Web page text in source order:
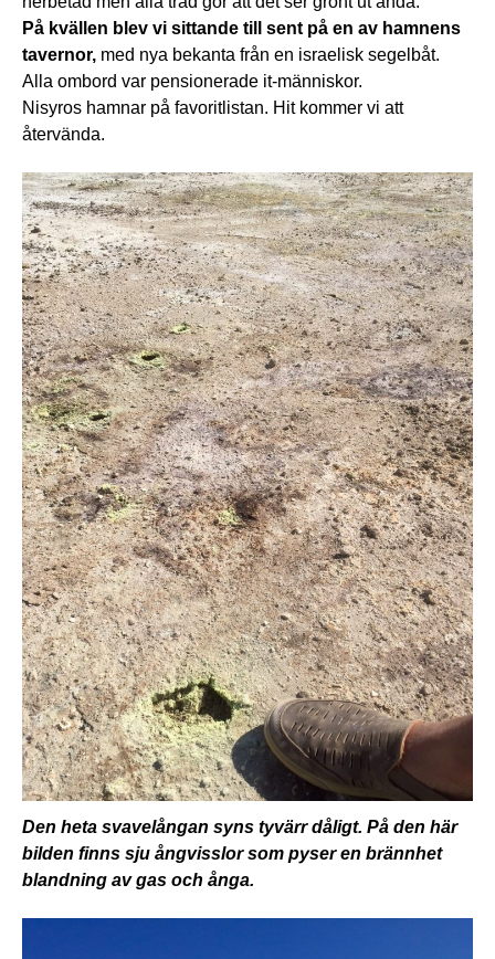
På kvällen blev vi sittande till sent på en av hamnens
tavernor, med nya bekanta från en israelisk segelbåt.
Alla ombord var pensionerade it-människor.
Nisyros hamnar på favoritlistan. Hit kommer vi att
återvända.
Den heta svavelångan syns tyvärr dåligt. På den här
bilden finns sju ångvisslor som pyser en brännhet
blandning av gas och ånga.